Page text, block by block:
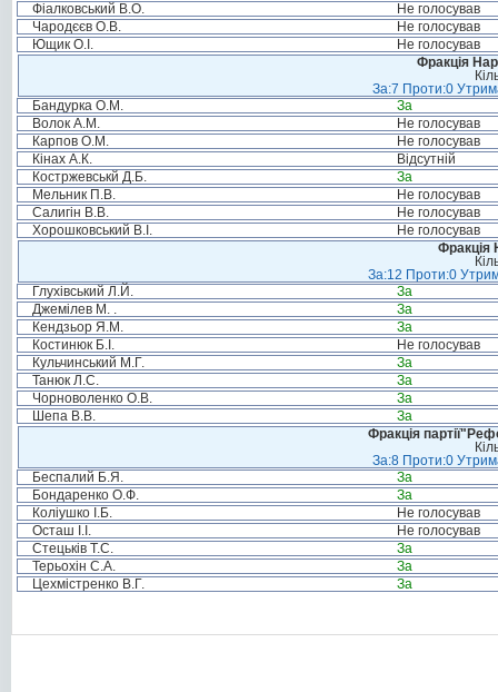
Фіалковський В.О.
Не голосував
Чародєєв О.В.
Не голосував
Ющик О.І.
Не голосував
Фракція
За:7 Проти:0
Бандурка О.М.
За
Волок А.М.
Не голосував
Карпов О.М.
Не голосував
Кінах А.К.
Відсутній
Костржевськй Д.Б.
За
Мельник П.В.
Не голосував
Салигін В.В.
Не голосував
Хорошковський В.І.
Не голосував
Фракція
За:12 Проти:0
Глухівський Л.Й.
За
Джемілев М. .
За
Кендзьор Я.М.
За
Костинюк Б.І.
Не голосував
Кульчинський М.Г.
За
Танюк Л.С.
За
Чорноволенко О.В.
За
Шепа В.В.
За
Фракція
За:8 Проти:0
Беспалий Б.Я.
За
Бондаренко О.Ф.
За
Коліушко І.Б.
Не голосував
Осташ І.І.
Не голосував
Стецьків Т.С.
За
Терьохін С.А.
За
Цехмістренко В.Г.
За